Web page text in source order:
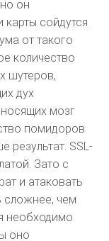
он
сойдутся
от такого
количество
шутеров,
дух
мозг
помидоров
результат. SSL-
Зато с
и атаковать
сложнее, чем
необходимо
оно